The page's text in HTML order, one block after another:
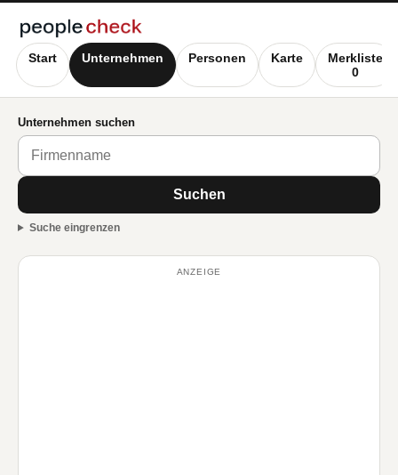
Start Unternehmen Personen Karte
Merkliste
0
Unternehmen suchen
Suchen
Suche eingrenzen
ANZEIGE